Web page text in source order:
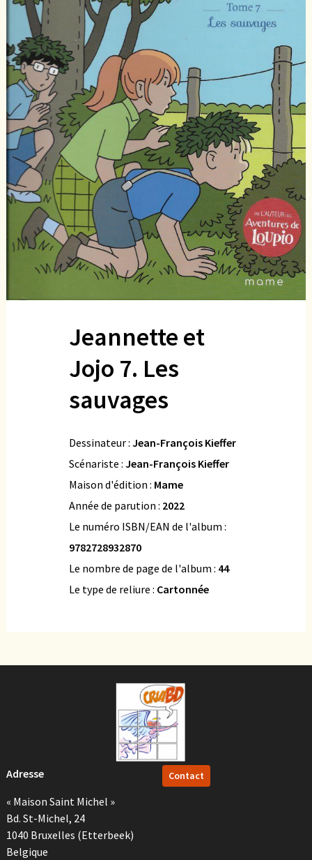
Jeannette et
Jojo 7. Les
sauvages
Dessinateur : Jean-François Kieffer
Scénariste : Jean-François Kieffer
Maison d'édition : Mame
Année de parution : 2022
Le numéro ISBN/EAN de l'album :
9782728932870
Le nombre de page de l'album : 44
Le type de reliure : Cartonnée
Adresse
« Maison Saint Michel »
Bd. St-Michel, 24
1040 Bruxelles (Etterbeek)
Belgique
Contact